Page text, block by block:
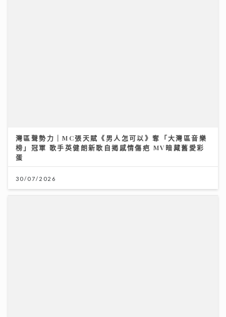
灣區聲勢力｜MC張天賦《男人怎可以》奪「大灣區音樂
榜」冠軍 歌手英健朗新歌自揭感情傷疤 MV暗藏舊愛彩
蛋
30/07/2026